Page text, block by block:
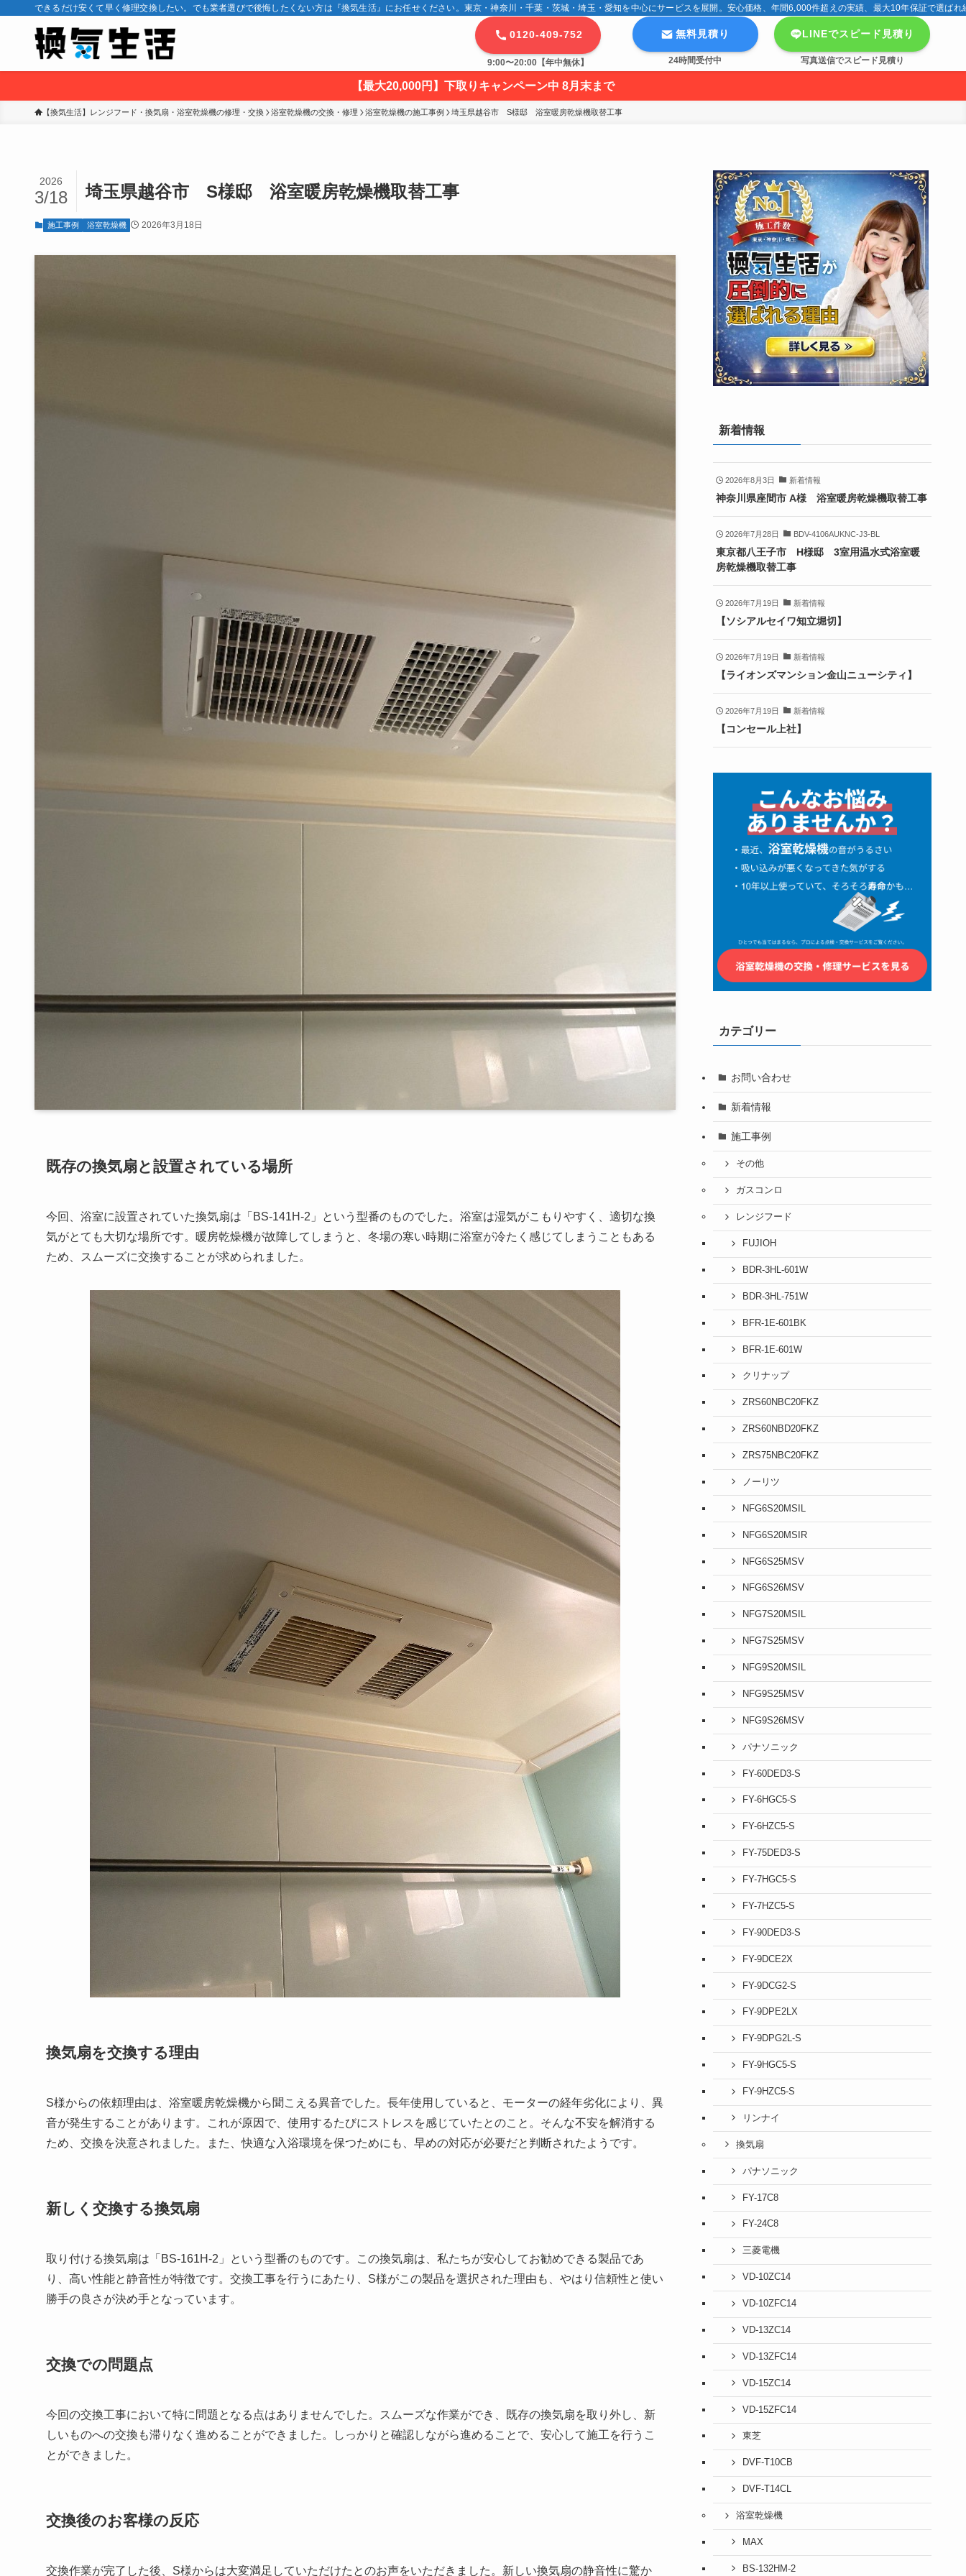
できるだけ安くて早く修理交換したい。でも業者選びで後悔したくない方は『換気生活』にお任せください。東京・神奈川・千葉・茨城・埼玉・愛知を中心にサービスを展開。安心価格、年間6,000件超えの実績、最大10年保証で選ばれ
0120-409-752
9:00〜20:00【年中無休】
無料見積り
24時間受付中
LINEでスピード見積り
写真送信でスピード見積り
【最大20,000円】下取りキャンペーン中 8月末まで
【換気生活】レンジフード・換気扇・浴室乾燥機の修理・交換 浴室乾燥機の交換・修理 浴室乾燥機の施工事例 埼玉県越谷市　S様邸　浴室暖房乾燥機取替工事
埼玉県越谷市 S様邸 浴室暖房乾燥機取替工事
2026
3/18
施工事例 浴室乾燥機 2026年3月18日
既存の換気扇と設置されている場所
今回、浴室に設置されていた換気扇は「BS-141H-2」という型番のものでした。浴室は湿気がこもりやすく、適切な換
気がとても大切な場所です。暖房乾燥機が故障してしまうと、冬場の寒い時期に浴室が冷たく感じてしまうこともある
ため、スムーズに交換することが求められました。
換気扇を交換する理由
S様からの依頼理由は、浴室暖房乾燥機から聞こえる異音でした。長年使用していると、モーターの経年劣化により、異
音が発生することがあります。これが原因で、使用するたびにストレスを感じていたとのこと。そんな不安を解消する
ため、交換を決意されました。また、快適な入浴環境を保つためにも、早めの対応が必要だと判断されたようです。
新しく交換する換気扇
取り付ける換気扇は「BS-161H-2」という型番のものです。この換気扇は、私たちが安心してお勧めできる製品であ
り、高い性能と静音性が特徴です。交換工事を行うにあたり、S様がこの製品を選択された理由も、やはり信頼性と使い
勝手の良さが決め手となっています。
交換での問題点
今回の交換工事において特に問題となる点はありませんでした。スムーズな作業ができ、既存の換気扇を取り外し、新
しいものへの交換も滞りなく進めることができました。しっかりと確認しながら進めることで、安心して施工を行うこ
とができました。
交換後のお客様の反応
交換作業が完了した後、S様からは大変満足していただけたとのお声をいただきました。新しい換気扇の静音性に驚か
新着情報
2026年8月3日 新着情報
神奈川県座間市 A様 浴室暖房乾燥機取替工事
2026年7月28日 BDV-4106AUKNC-J3-BL
東京都八王子市 H様邸 3室用温水式浴室暖
房乾燥機取替工事
2026年7月19日 新着情報
【ソシアルセイワ知立堀切】
2026年7月19日 新着情報
【ライオンズマンション金山ニューシティ】
2026年7月19日 新着情報
【コンセール上社】
カテゴリー
お問い合わせ
新着情報
施工事例
その他
ガスコンロ
レンジフード
FUJIOH
BDR-3HL-601W
BDR-3HL-751W
BFR-1E-601BK
BFR-1E-601W
クリナップ
ZRS60NBC20FKZ
ZRS60NBD20FKZ
ZRS75NBC20FKZ
ノーリツ
NFG6S20MSIL
NFG6S20MSIR
NFG6S25MSV
NFG6S26MSV
NFG7S20MSIL
NFG7S25MSV
NFG9S20MSIL
NFG9S25MSV
NFG9S26MSV
パナソニック
FY-60DED3-S
FY-6HGC5-S
FY-6HZC5-S
FY-75DED3-S
FY-7HGC5-S
FY-7HZC5-S
FY-90DED3-S
FY-9DCE2X
FY-9DCG2-S
FY-9DPE2LX
FY-9DPG2L-S
FY-9HGC5-S
FY-9HZC5-S
リンナイ
換気扇
パナソニック
FY-17C8
FY-24C8
三菱電機
VD-10ZC14
VD-10ZFC14
VD-13ZC14
VD-13ZFC14
VD-15ZC14
VD-15ZFC14
東芝
DVF-T10CB
DVF-T14CL
浴室乾燥機
MAX
BS-132HM-2